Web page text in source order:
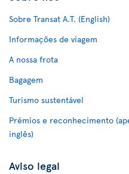
Sobre Transat A.T. (English)
Informações de viagem
A nossa frota
Bagagem
Turismo sustentável
Prémios e reconhecimento
inglês)
Aviso legal